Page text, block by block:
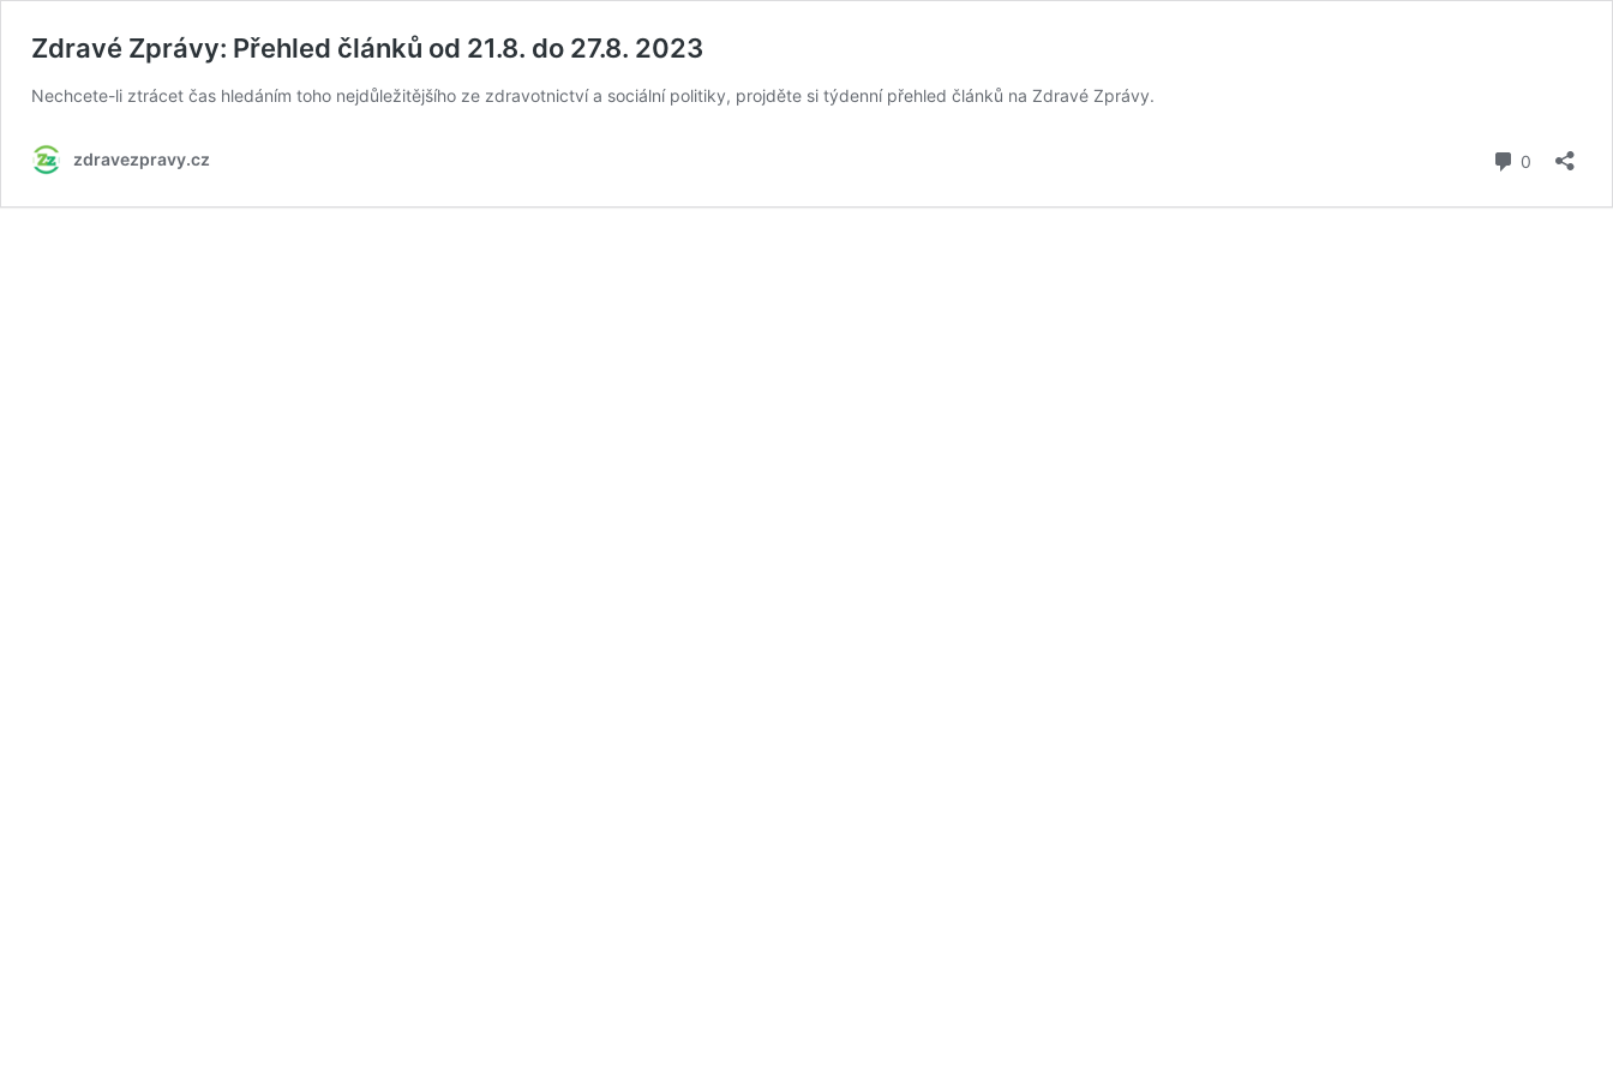
Zdravé Zprávy: Přehled článků od 21.8. do 27.8. 2023
Nechcete-li ztrácet čas hledáním toho nejdůležitějšího ze zdravotnictví a sociální politiky, projděte si týdenní přehled článků na Zdravé Zprávy.
zdravezpravy.cz 0 komentářů